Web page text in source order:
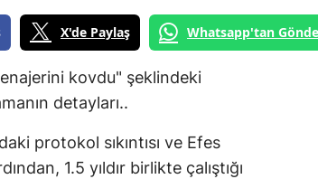
X'de Paylaş Whatsapp'tan
kovdu" şeklindeki
detayları..
protokol sıkıntısı ve Efes
1.5 yıldır birlikte çalıştığı